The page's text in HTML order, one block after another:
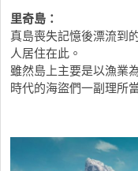
里奇島：
真島喪失記憶後漂流到
人居住在此。
雖然島上主要是以漁業
時代的海盜們一副理所